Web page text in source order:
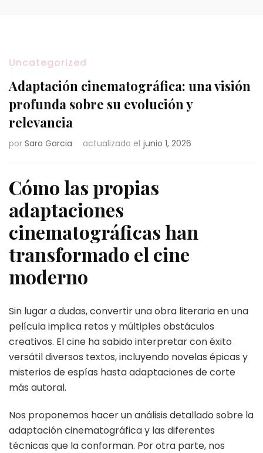
Uncategorized
Adaptación cinematográfica: una visión
profunda sobre su evolución y
relevancia
por Sara Garcia actualizado el junio 1, 2026
Cómo las propias
adaptaciones
cinematográficas han
transformado el cine
moderno
Sin lugar a dudas, convertir una obra literaria en una
película implica retos y múltiples obstáculos
creativos. El cine ha sabido interpretar con éxito
versátil diversos textos, incluyendo novelas épicas y
misterios de espías hasta adaptaciones de corte
más autoral.
Nos proponemos hacer un análisis detallado sobre la
adaptación cinematográfica y las diferentes
técnicas que la conforman. Por otra parte, nos